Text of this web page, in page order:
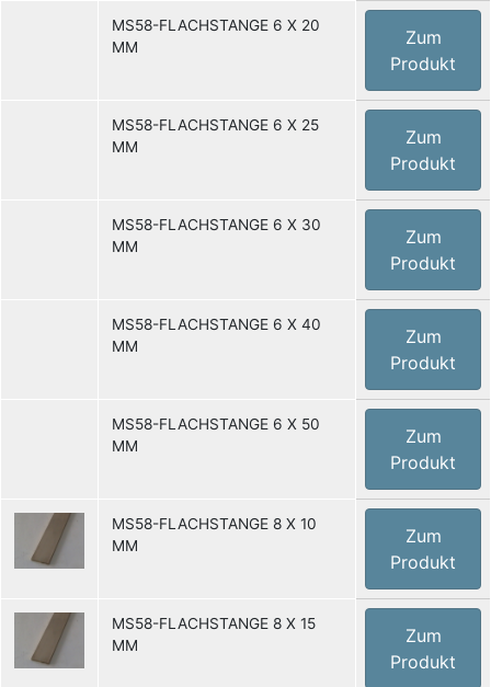
MS58-FLACHSTANGE 6 X 20
MM
Zum
Produkt
MS58-FLACHSTANGE 6 X 25
MM
Zum
Produkt
MS58-FLACHSTANGE 6 X 30
MM
Zum
Produkt
MS58-FLACHSTANGE 6 X 40
MM
Zum
Produkt
MS58-FLACHSTANGE 6 X 50
MM
Zum
Produkt
MS58-FLACHSTANGE 8 X 10
MM
Zum
Produkt
MS58-FLACHSTANGE 8 X 15
MM
Zum
Produkt